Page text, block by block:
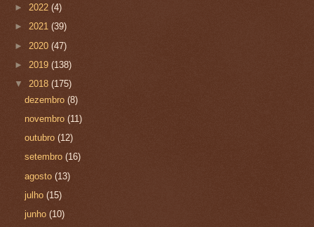
► 2022 (4)
► 2021 (39)
► 2020 (47)
► 2019 (138)
▼ 2018 (175)
dezembro(8)
novembro(11)
outubro(12)
setembro(16)
agosto(13)
julho(15)
junho(10)